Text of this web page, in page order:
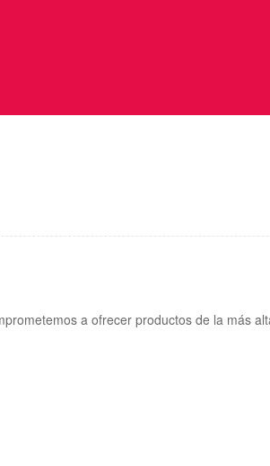
a ofrecer productos de la más